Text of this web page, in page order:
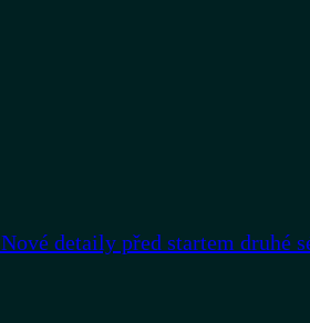
detaily před startem druhé